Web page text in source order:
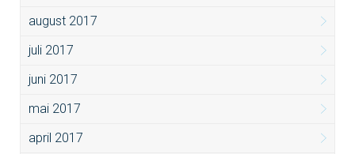
august 2017
juli 2017
juni 2017
mai 2017
april 2017